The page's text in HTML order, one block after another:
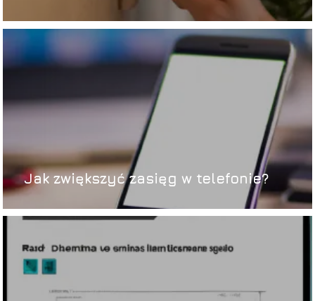
Jak zwiększyć zasięg w telefonie?